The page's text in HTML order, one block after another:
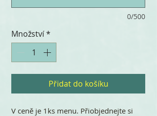
0/500
Množství*
Přidat do košíku
V ceně je 1ks menu. Přiobjednejte si